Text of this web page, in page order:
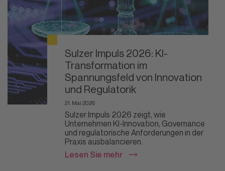
Sulzer Impuls 2026: KI-
Transformation im
Spannungsfeld von Innovation
und Regulatorik
21. Mai 2026
Sulzer Impuls 2026 zeigt, wie
Unternehmen KI-Innovation, Governance
und regulatorische Anforderungen in der
Praxis ausbalancieren.
Lesen Sie mehr